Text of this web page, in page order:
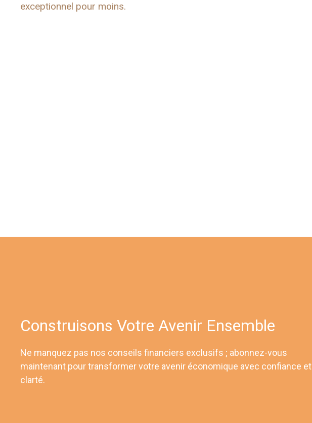
exceptionnel pour moins.
Construisons Votre Avenir Ensemble
Ne manquez pas nos conseils financiers exclusifs ; abonnez-vous
maintenant pour transformer votre avenir économique avec confiance et
clarté.